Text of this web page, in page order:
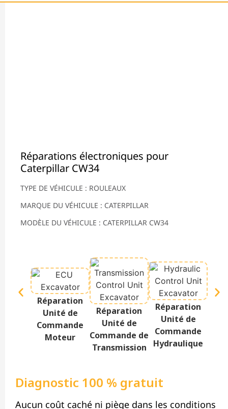
Réparations électroniques pour
Caterpillar CW34
TYPE DE VÉHICULE : ROULEAUX
MARQUE DU VÉHICULE : CATERPILLAR
MODÈLE DU VÉHICULE : CATERPILLAR CW34
Réparation
Unité de
Commande
Moteur
Réparation
Unité de
Commande de
Transmission
Réparation
Unité de
Commande
Hydraulique
Diagnostic 100 % gratuit
Aucun coût caché ni piège dans les conditions